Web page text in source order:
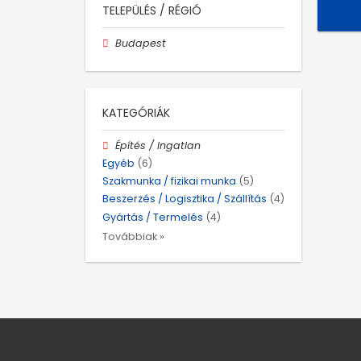
TELEPÜLÉS / RÉGIÓ
Budapest
KATEGÓRIÁK
Építés / Ingatlan
Egyéb (6)
Szakmunka / fizikai munka (5)
Beszerzés / Logisztika / Szállítás (4)
Gyártás / Termelés (4)
Továbbiak »